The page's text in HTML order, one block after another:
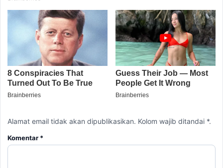
Alamat email tidak akan dipublikasikan. Kolom wajib ditandai *.
Komentar *